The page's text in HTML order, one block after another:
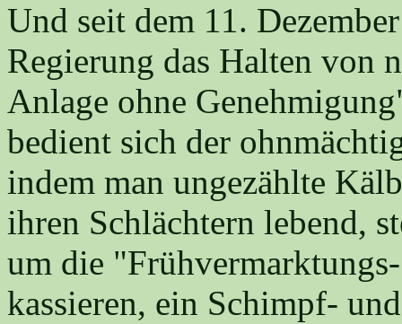
Und seit dem 11.
Regierung das Halten von
Anlage ohne
bedient sich der
indem man ungezählte
ihren Schlächtern lebend,
um die
kassieren, ein Schimpf-